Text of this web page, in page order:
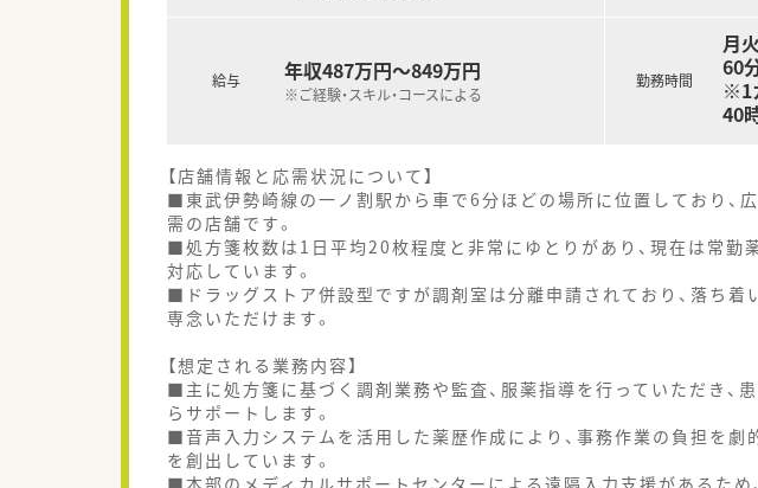
給与 年収487万円～849万円
※ご経験・スキル・コースによる
勤務時間
月
60
※1
40
【店舗情報と応需状況について】
■東武伊勢崎線の一ノ割駅から車で6分ほどの場所に位置しており、
需の店舗です。
■処方箋枚数は1日平均20枚程度と非常にゆとりがあり、現在は常勤
対応しています。
■ドラッグストア併設型ですが調剤室は分離申請されており、落ち着
専念いただけます。
【想定される業務内容】
■主に処方箋に基づく調剤業務や監査、服薬指導を行っていただき、
らサポートします。
■音声入力システムを活用した薬歴作成により、事務作業の負担を劇
を創出しています。
■本部のメディカルサポートセンターによる遠隔入力支援があるため